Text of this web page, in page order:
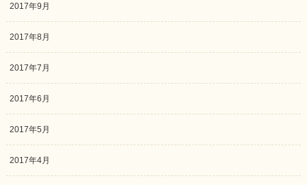
2017年9月
2017年8月
2017年7月
2017年6月
2017年5月
2017年4月